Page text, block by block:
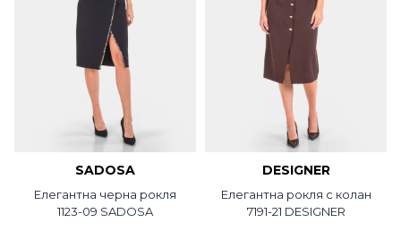
SADOSA
Елегантна черна рокля
1123-09 SADOSA
DESIGNER
Елегантна рокля с колан
7191-21 DESIGNER